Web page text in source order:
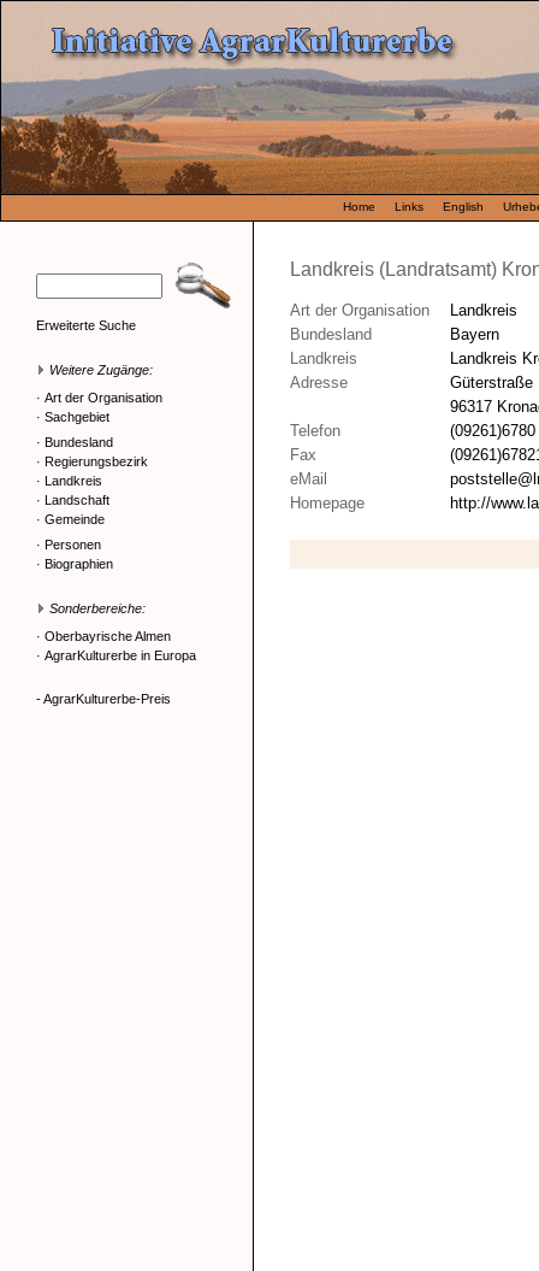
Home Links English
Erweiterte Suche
Weitere Zugänge:
· Art der Organisation
· Sachgebiet
· Bundesland
· Regierungsbezirk
· Landkreis
· Landschaft
· Gemeinde
· Personen
· Biographien
Sonderbereiche:
· Oberbayrische Almen
· AgrarKulturerbe in Europa
- AgrarKulturerbe-Preis
Landkreis (Landratsamt)
Art der Organisation
Landkreis
Bundesland
Bayern
Landkreis
Landkreis
Adresse
Güterstraße
96317
Telefon
(09261)6780
Fax
eMail
Homepage
http://